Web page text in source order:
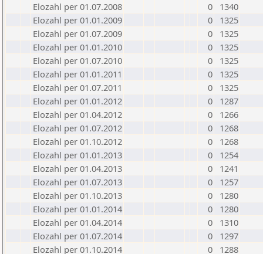
Elozahl per 01.07.2008
0
1340
Elozahl per 01.01.2009
0
1325
Elozahl per 01.07.2009
0
1325
Elozahl per 01.01.2010
0
1325
Elozahl per 01.07.2010
0
1325
Elozahl per 01.01.2011
0
1325
Elozahl per 01.07.2011
0
1325
Elozahl per 01.01.2012
0
1287
Elozahl per 01.04.2012
0
1266
Elozahl per 01.07.2012
0
1268
Elozahl per 01.10.2012
0
1268
Elozahl per 01.01.2013
0
1254
Elozahl per 01.04.2013
0
1241
Elozahl per 01.07.2013
0
1257
Elozahl per 01.10.2013
0
1280
Elozahl per 01.01.2014
0
1280
Elozahl per 01.04.2014
0
1310
Elozahl per 01.07.2014
0
1297
Elozahl per 01.10.2014
0
1288